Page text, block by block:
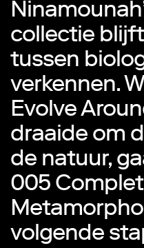
collectie
tussen
verkennen.
Evolve
draaide om
de natuur,
005
volgende